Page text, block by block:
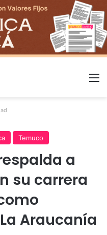
Temuco
a
su carrera
Araucanía